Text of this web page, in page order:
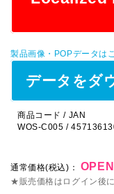
製品画像・POPデータは
データをダ
商品コード / JAN
WOS-C005 /
通常価格(税込)：
★販売価格はログイン後